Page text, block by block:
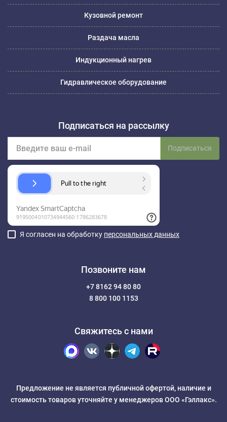
Кузовной ремонт
Раздача масла
Индукционный нагрев
Гидравлическое оборудование
Подписаться на рассылку
Подписаться
Я согласен на обработку персональных данных
Позвоните нам
+7 8162 94 80 80
8 800 100 1153
Свяжитесь с нами
Предложение не является публичной офертой, наличие и
стоимость товаров уточняйте у менеджеров ООО «Гэллакс».